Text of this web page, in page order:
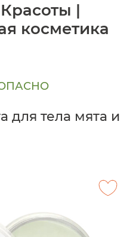
|
косметика
для тела мята и